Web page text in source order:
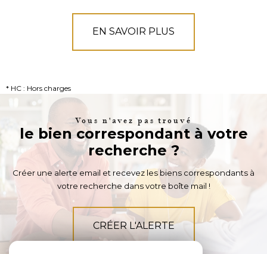
EN SAVOIR PLUS
* HC : Hors charges
Vous n'avez pas trouvé
le bien correspondant à votre
recherche ?
Créer une alerte email et recevez les biens correspondants à
votre recherche dans votre boîte mail !
CRÉER L'ALERTE